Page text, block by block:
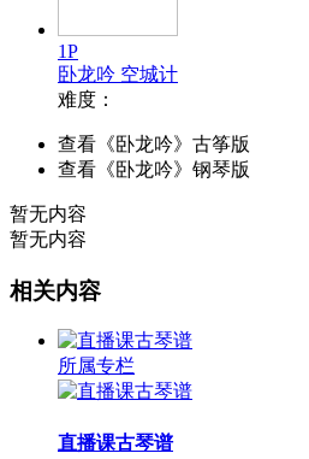
1P
卧龙吟 空城计
难度：
查看《卧龙吟》古筝版
查看《卧龙吟》钢琴版
暂无内容
暂无内容
相关内容
所属专栏
直播课古琴谱